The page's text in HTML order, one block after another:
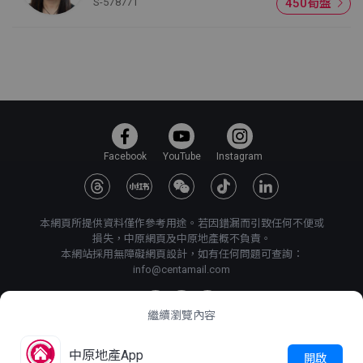
450筍盤
繼續瀏覽內容
中原地產App 開啟
Facebook YouTube Instagram
本網頁所提供資料僅作參考用途。若因錯漏而引致任何不便或
損失，中原網頁及中原地產概不負責。
本網站採用無障礙網頁設計，如有任何問題可查詢：
info@centamail.com
©2026 中原地產代理有限公司 版權所有・
牌照號碼 C-000227